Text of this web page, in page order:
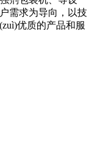
需求为导向，以技
优质的产品和服